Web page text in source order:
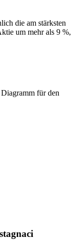
die am stärksten
um mehr als 9 %,
für den